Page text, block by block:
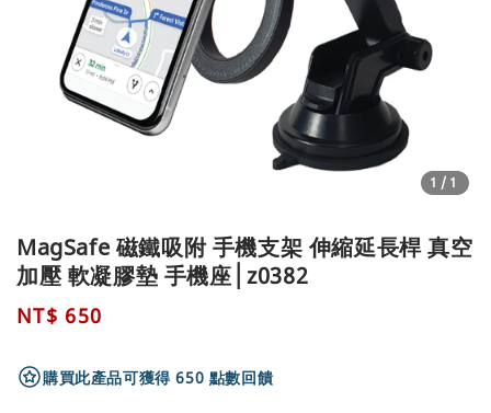
1 /1
MagSafe 磁鐵吸附 手機支架 伸縮延長桿 真空
加壓 軟凝膠墊 手機座│z0382
Regular
NT$ 650
購買此產品可獲得 650 點數回饋